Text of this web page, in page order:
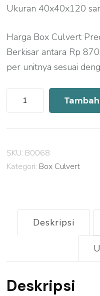
Ukuran 40x40x120
Harga Box Culvert
Berkisar antara Rp
per unitnya sesuai
Kuantitas
Harga
Lampung
Barat
SKU: B0068
Kategori: Box Culvert
Deskripsi
Deskripsi